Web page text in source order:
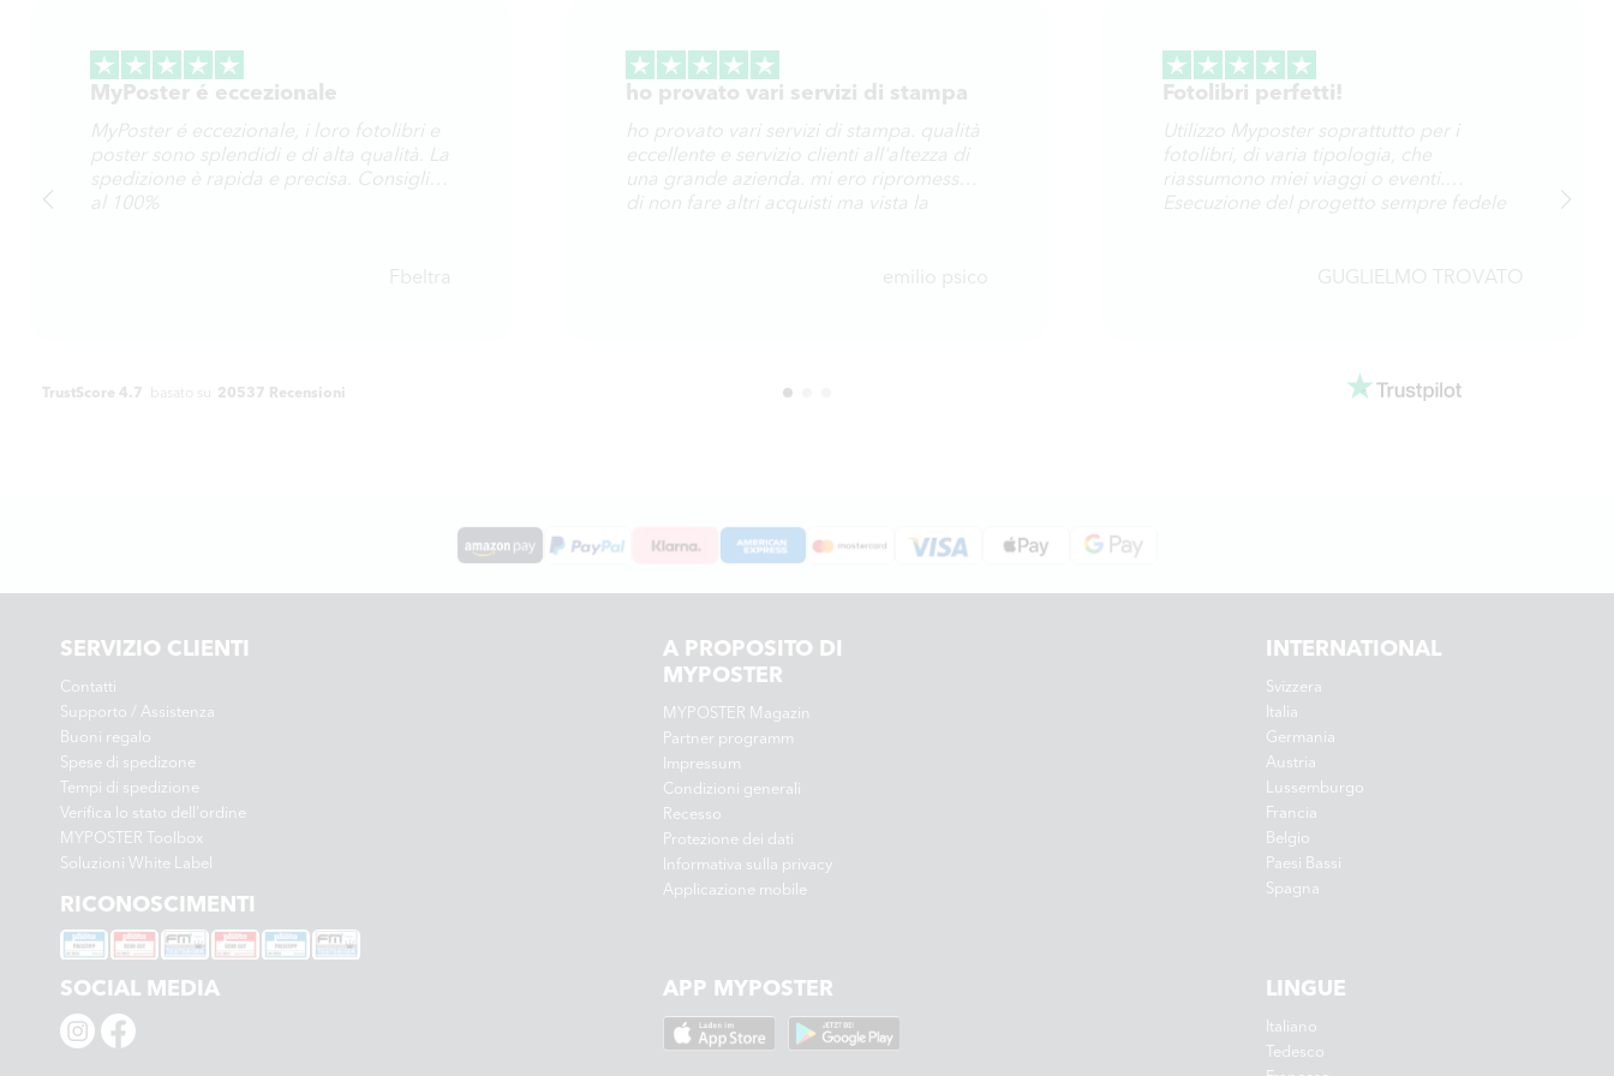
MyPoster é eccezionale
MyPoster é eccezionale, i loro fotolibri e
poster sono splendidi e di alta qualità. La
spedizione è rapida e precisa. Consiglio
al 100%
Fbeltra
ho provato vari servizi di stampa
ho provato vari servizi di stampa. qualità
eccellente e servizio clienti all'altezza di
una grande azienda. mi ero ripromesso
di non fare altri acquisti ma vista la
emilio psico
Fotolibri perfetti!
Utilizzo Myposter soprattutto per i
fotolibri, di varia tipologia, che
riassumono miei viaggi o eventi.
Esecuzione del progetto sempre fedele
GUGLIELMO TROVATO
TrustScore 4.7 basato su 20537 Recensioni
A PROPOSITO DI
MYPOSTER
MYPOSTER Magazin
Partner programm
Impressum
Condizioni generali
Recesso
Protezione dei dati
Informativa sulla privacy
Applicazione mobile
APP MYPOSTER
RICONOSCIMENTI
SERVIZIO CLIENTI
Contatti
Supporto / Assistenza
Buoni regalo
Spese di spedizone
Tempi di spedizione
Verifica lo stato dell'ordine
MYPOSTER Toolbox
Soluzioni White Label
INTERNATIONAL
Svizzera
Italia
Germania
Austria
Lussemburgo
Francia
Belgio
Paesi Bassi
Spagna
LINGUE
Italiano
Tedesco
SOCIAL MEDIA